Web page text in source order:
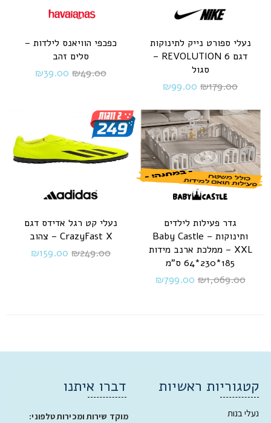
נעלי ספורט נייק לתינוקות
דגם REVOLUTION 6 –
סגול
₪179.00
₪99.00
כפכפי הוויאנס לילדות –
סלים זהב
₪49.00
₪39.00
גדר פעילות לילדים
ותינוקות – Baby Castle
XXL – ממלכת ארנב מידות
185*230*64 ס"מ
₪1,069.00
₪799.00
נעלי קט רגל אדידס דגם
CrazyFast X – צהוב
₪249.00
₪159.00
דברו איתנו
מוקד שירות ומכירות טלפוני:
קטגוריות ראשיות
נעלי בנות